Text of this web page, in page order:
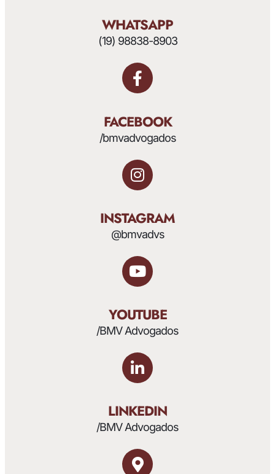
WHATSAPP
(19) 98838-8903
FACEBOOK
/bmvadvogados
INSTAGRAM
@bmvadvs
YOUTUBE
/BMV Advogados
LINKEDIN
/BMV Advogados